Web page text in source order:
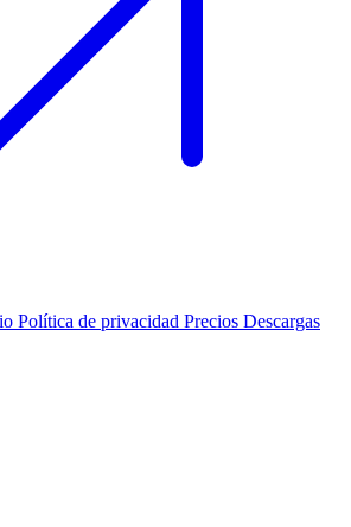
Política de privacidad Precios Descargas